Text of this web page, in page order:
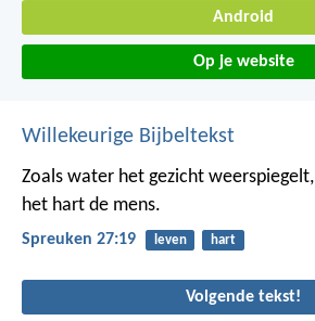
Android
Op je website
Willekeurige Bijbeltekst
Zoals water het gezicht weerspiegelt,
het hart de mens.
Spreuken 27:19 leven hart
Volgende tekst!